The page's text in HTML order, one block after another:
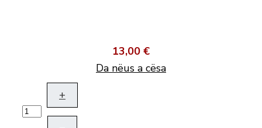
13,00 €
Da nëus a cësa
+